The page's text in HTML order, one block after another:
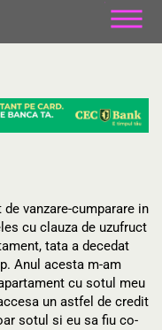
vanzare-cumparare in
cu clauza de uzufruct
tata a decedat
Anul acesta m-am
cu sotul meu
un astfel de credit
sotul si eu sa fiu co-